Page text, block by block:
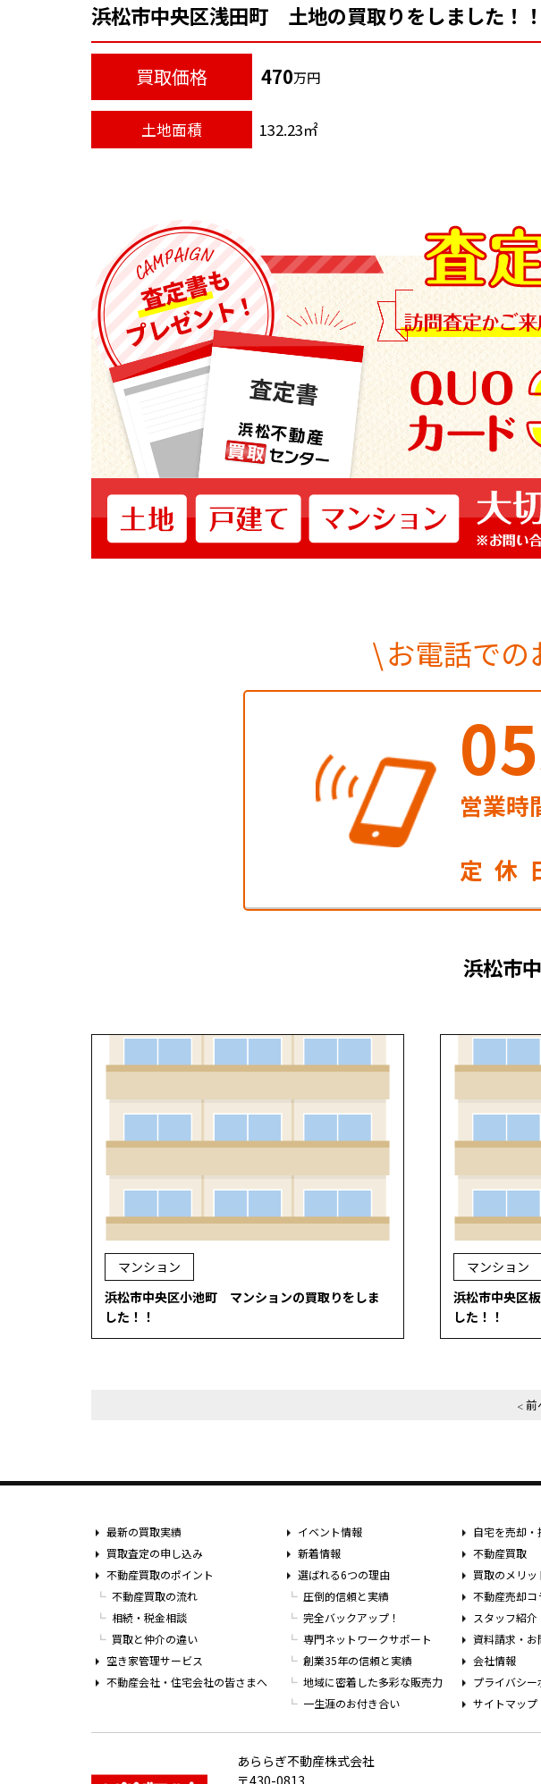
浜松市中央区浅田町 土地の買取りをしました！！
買取価格 470万円
土地面積 132.23㎡
お電話での
営業時
定休
浜松市
マンション
浜松市中央区小池町 マンションの買取りをしま
した！！
マンション
浜松市中央区
した！！
前
最新の買取実績
買取査定の申し込み
不動産買取のポイント
不動産買取の流れ
相続・税金相談
買取と仲介の違い
空き家管理サービス
不動産会社・住宅会社の皆さまへ
イベント情報
新着情報
選ばれる6つの理由
圧倒的信頼と実績
完全バックアップ！
専門ネットワークサポート
創業35年の信頼と実績
地域に密着した多彩な販売力
一生涯のお付き合い
自宅を売却
不動産買取
買取のメリッ
不動産売却コ
スタッフ紹介
資料請求・
会社情報
プライバシー
サイトマップ
あららぎ不動産株式会社
〒430-0813